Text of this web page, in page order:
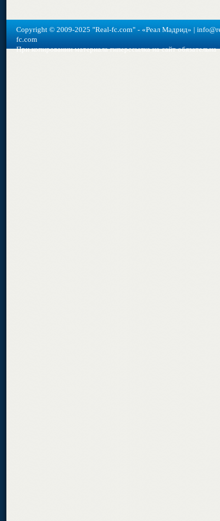
Copyright © 2009-2025 "Real-fс.com" - «Реал Мадрид» |
fc.com
При копировании материала гиперссылка на сайт обязательна